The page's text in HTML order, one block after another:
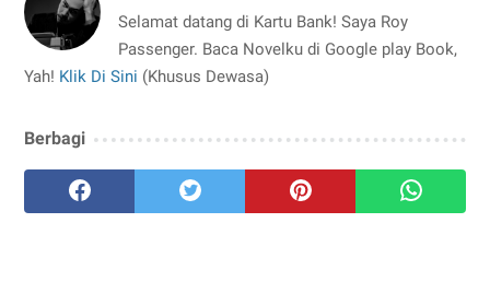
Selamat datang di Kartu Bank! Saya Roy
Passenger. Baca Novelku di Google play Book,
Yah! Klik Di Sini (Khusus Dewasa)
Berbagi